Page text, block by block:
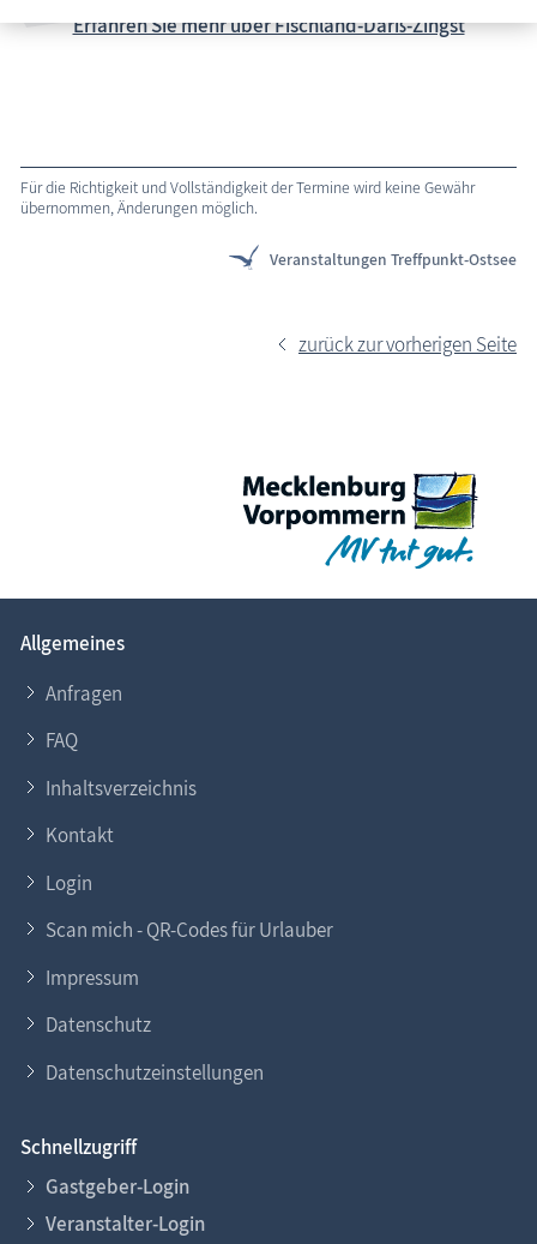
Erfahren Sie mehr über Fischland-Darß-Zingst
Für die Richtigkeit und Vollständigkeit der Termine wird keine Gewähr
übernommen, Änderungen möglich.
Veranstaltungen Treffpunkt-Ostsee
zurück zur vorherigen Seite
Allgemeines
Anfragen
FAQ
Inhaltsverzeichnis
Kontakt
Login
Scan mich - QR-Codes für Urlauber
Impressum
Datenschutz
Datenschutzeinstellungen
Schnellzugriff
Gastgeber-Login
Veranstalter-Login